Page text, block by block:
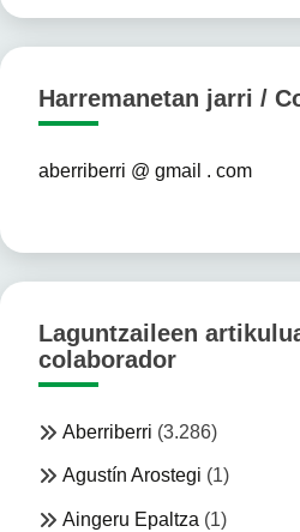
Harremanetan jarri /
aberriberri @ gmail . com
Laguntzaileen
colaborador
Aberriberri (3.286)
Agustín Arostegi (1)
Aingeru Epaltza (1)